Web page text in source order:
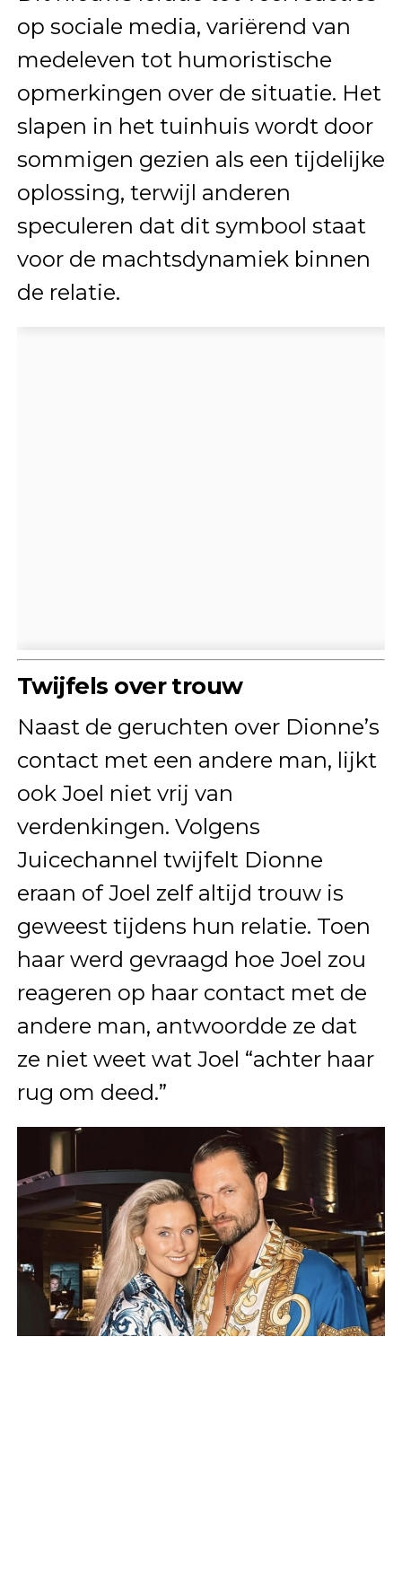
op sociale media, variërend van
medeleven tot humoristische
opmerkingen over de situatie. Het
slapen in het tuinhuis wordt door
sommigen gezien als een tijdelijke
oplossing, terwijl anderen
speculeren dat dit symbool staat
voor de machtsdynamiek binnen
de relatie.
Twijfels over trouw
Naast de geruchten over Dionne’s
contact met een andere man, lijkt
ook Joel niet vrij van
verdenkingen. Volgens
Juicechannel twijfelt Dionne
eraan of Joel zelf altijd trouw is
geweest tijdens hun relatie. Toen
haar werd gevraagd hoe Joel zou
reageren op haar contact met de
andere man, antwoordde ze dat
ze niet weet wat Joel “achter haar
rug om deed.”